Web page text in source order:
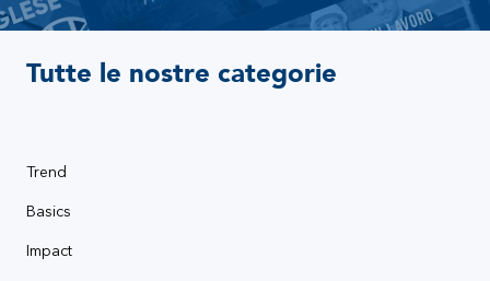
Tutte le nostre categorie
Trend
Basics
Impact